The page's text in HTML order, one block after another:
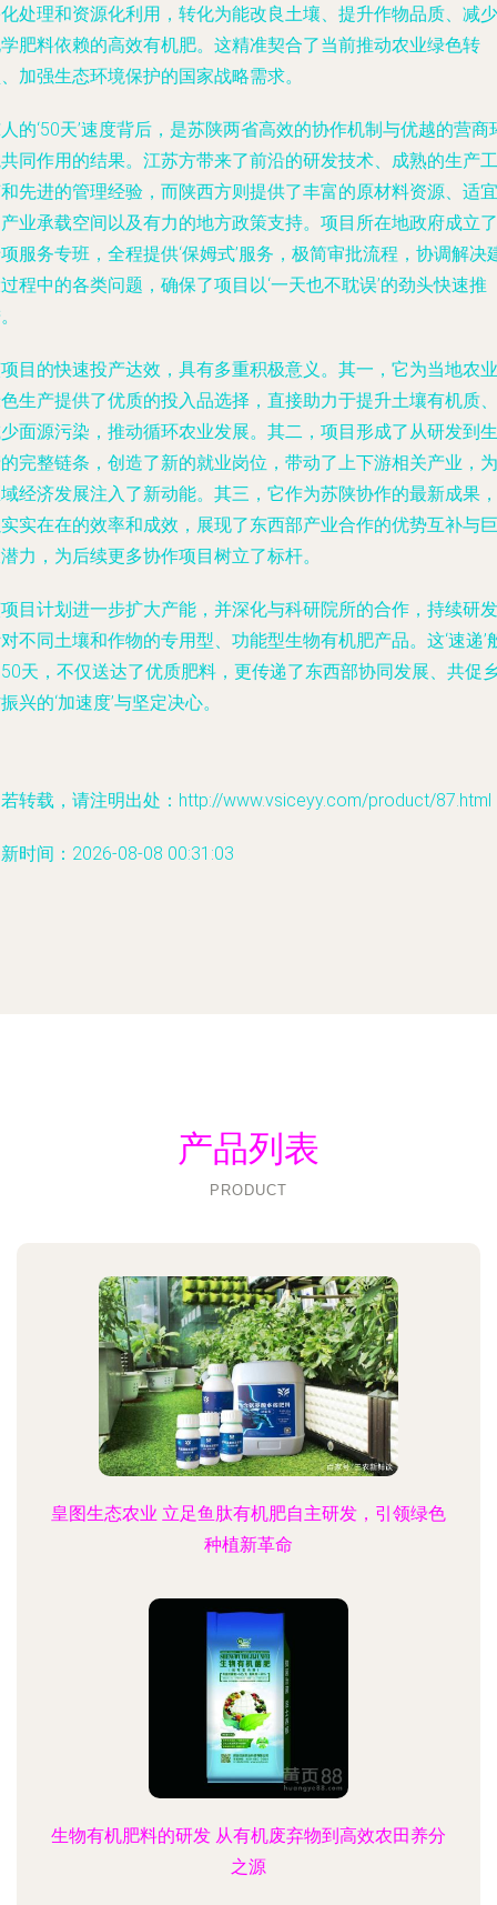
处理和资源化利用，转化为能改良土壤、提升作物品质、减少
肥料依赖的高效有机肥。这精准契合了当前推动农业绿色转
加强生态环境保护的国家战略需求。
的‘50天’速度背后，是苏陕两省高效的协作机制与优越的营商
同作用的结果。江苏方带来了前沿的研发技术、成熟的生产工
先进的管理经验，而陕西方则提供了丰富的原材料资源、适宜
业承载空间以及有力的地方政策支持。项目所在地政府成立了
服务专班，全程提供‘保姆式’服务，极简审批流程，协调解决
程中的各类问题，确保了项目以‘一天也不耽误’的劲头快速推
目的快速投产达效，具有多重积极意义。其一，它为当地农业
生产提供了优质的投入品选择，直接助力于提升土壤有机质、
面源污染，推动循环农业发展。其二，项目形成了从研发到生
完整链条，创造了新的就业岗位，带动了上下游相关产业，为
经济发展注入了新动能。其三，它作为苏陕协作的最新成果，
实在在的效率和成效，展现了东西部产业合作的优势互补与巨
力，为后续更多协作项目树立了标杆。
目计划进一步扩大产能，并深化与科研院所的合作，持续研发
不同土壤和作物的专用型、功能型生物有机肥产品。这‘速递’
天，不仅送达了优质肥料，更传递了东西部协同发展、共促
兴的‘加速度’与坚定决心。
转载，请注明出处：http://www.vsiceyy.com/product/87.html
时间：2026-08-08 00:31:03
产品列表
PRODUCT
皇图生态农业 立足鱼肽有机肥自主研发，引领绿色
种植新革命
生物有机肥料的研发 从有机废弃物到高效农田养分
之源